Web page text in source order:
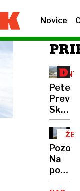
Novice
Peter
Prevc:
policaji
niso
dela
Pozor:
Na
poti
z